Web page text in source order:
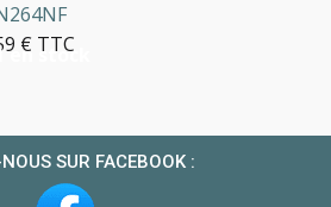
en stock
€ TTC
SUR FACEBOOK :